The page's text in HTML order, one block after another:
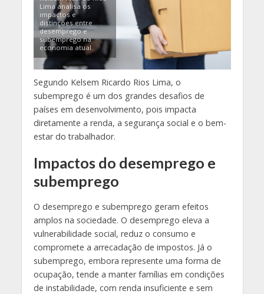
Lima analisa os
impactos e
distinções entre
desemprego e
subemprego na
economia atual.
Segundo Kelsem Ricardo Rios Lima, o
subemprego é um dos grandes desafios de
países em desenvolvimento, pois impacta
diretamente a renda, a segurança social e o bem-
estar do trabalhador.
Impactos do desemprego e
subemprego
O desemprego e subemprego geram efeitos
amplos na sociedade. O desemprego eleva a
vulnerabilidade social, reduz o consumo e
compromete a arrecadação de impostos. Já o
subemprego, embora represente uma forma de
ocupação, tende a manter famílias em condições
de instabilidade, com renda insuficiente e sem